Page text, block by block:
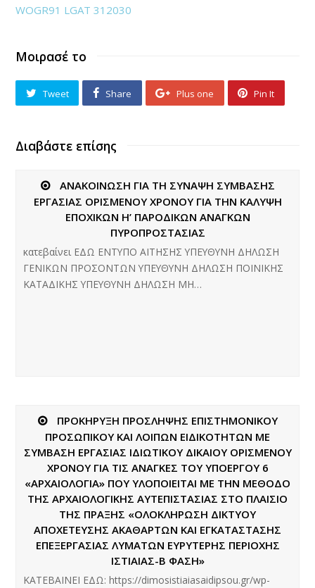
WOGR91 LGAT 312030
Μοιρασέ το
Tweet Share Plus one Pin It
Διαβάστε επίσης
ΑΝΑΚΟΙΝΩΣΗ ΓΙΑ ΤΗ ΣΥΝΑΨΗ ΣΥΜΒΑΣΗΣ
ΕΡΓΑΣΙΑΣ ΟΡΙΣΜΕΝΟΥ ΧΡΟΝΟΥ ΓΙΑ ΤΗΝ ΚΑΛΥΨΗ
ΕΠΟΧΙΚΩΝ Η’ ΠΑΡΟΔΙΚΩΝ ΑΝΑΓΚΩΝ
ΠΥΡΟΠΡΟΣΤΑΣΙΑΣ
κατεβαίνει ΕΔΩ ΕΝΤΥΠΟ ΑΙΤΗΣΗΣ ΥΠΕΥΘΥΝΗ ΔΗΛΩΣΗ
ΓΕΝΙΚΩΝ ΠΡΟΣΟΝΤΩΝ ΥΠΕΥΘΥΝΗ ΔΗΛΩΣΗ ΠΟΙΝΙΚΗΣ
ΚΑΤΑΔΙΚΗΣ ΥΠΕΥΘΥΝΗ ΔΗΛΩΣΗ ΜΗ…
ΠΡΟΚΗΡΥΞΗ ΠΡΟΣΛΗΨΗΣ ΕΠΙΣΤΗΜΟΝΙΚΟΥ
ΠΡΟΣΩΠΙΚΟΥ ΚΑΙ ΛΟΙΠΩΝ EΙΔΙΚΟΤΗΤΩΝ ΜΕ
ΣΥΜΒΑΣΗ ΕΡΓΑΣΙΑΣ ΙΔΙΩΤΙΚΟΥ ΔΙΚΑΙΟΥ ΟΡΙΣΜΕΝΟΥ
ΧΡΟΝΟΥ ΓΙΑ ΤΙΣ ΑΝΑΓΚΕΣ ΤΟΥ ΥΠΟΕΡΓΟΥ 6
«ΑΡΧΑΙΟΛΟΓΙΑ» ΠΟΥ ΥΛΟΠΟΙΕΙΤΑΙ ΜΕ ΤΗΝ ΜΕΘΟΔΟ
ΤΗΣ ΑΡΧΑΙΟΛΟΓΙΚΗΣ ΑΥΤΕΠΙΣΤΑΣΙΑΣ ΣΤΟ ΠΛΑΙΣΙΟ
ΤΗΣ ΠΡΑΞΗΣ «ΟΛΟΚΛΗΡΩΣΗ ΔΙΚΤΥΟΥ
ΑΠΟΧΕΤΕΥΣΗΣ ΑΚΑΘΑΡΤΩΝ ΚΑΙ ΕΓΚΑΤΑΣΤΑΣΗΣ
ΕΠΕΞΕΡΓΑΣΙΑΣ ΛΥΜΑΤΩΝ ΕΥΡΥΤΕΡΗΣ ΠΕΡΙΟΧΗΣ
ΙΣΤΙΑΙΑΣ-Β ΦΑΣΗ»
ΚΑΤΕΒΑΙΝΕΙ ΕΔΩ: https://dimosistiaiasaidipsou.gr/wp-